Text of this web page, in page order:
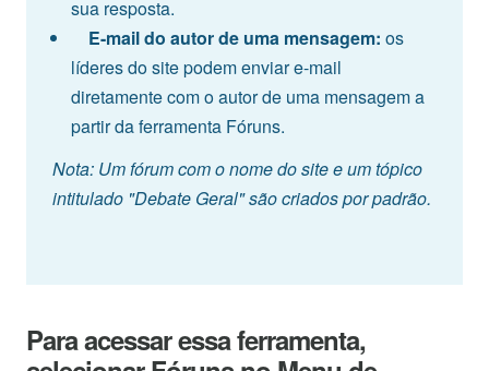
sua resposta.
E-mail do autor de uma mensagem: os
líderes do site podem enviar e-mail
diretamente com o autor de uma mensagem a
partir da ferramenta Fóruns.
Nota: Um fórum com o nome do site e um tópico
intitulado "Debate Geral" são criados por padrão.
Para acessar essa ferramenta,